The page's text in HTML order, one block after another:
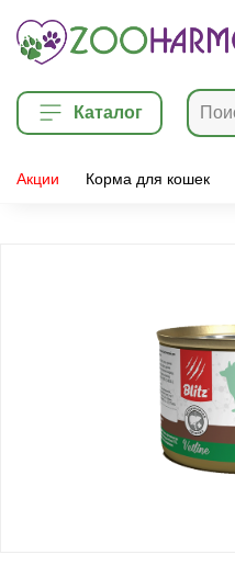
Каталог
Акции Корма для кошек